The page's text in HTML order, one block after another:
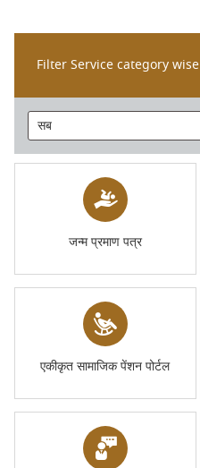
Filter Service category wise
जन्म प्रमाण पत्र
एकीकृत सामाजिक पेंशन पोर्टल